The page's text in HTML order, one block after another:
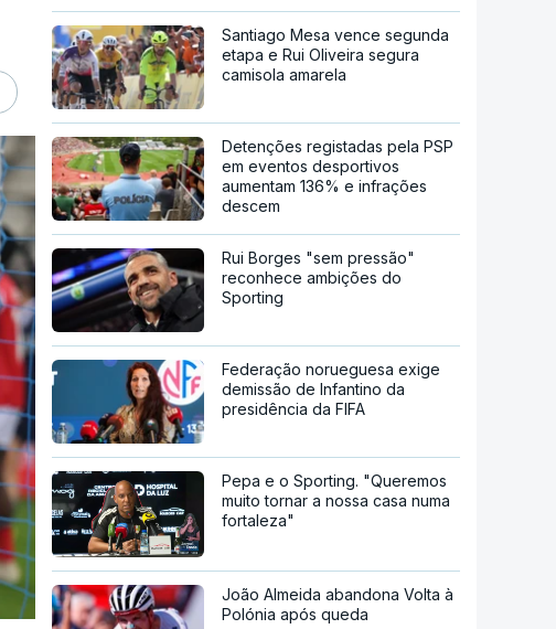
Santiago Mesa vence segunda
etapa e Rui Oliveira segura
camisola amarela
Detenções registadas pela PSP
em eventos desportivos
aumentam 136% e infrações
descem
Rui Borges "sem pressão"
reconhece ambições do
Sporting
Federação norueguesa exige
demissão de Infantino da
presidência da FIFA
Pepa e o Sporting. "Queremos
muito tornar a nossa casa numa
fortaleza"
João Almeida abandona Volta à
Polónia após queda